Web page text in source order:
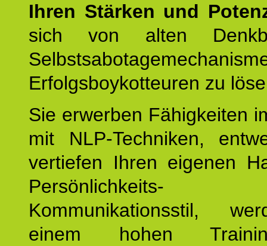
Ihren Stärken und
sich von alten
Erfolgsboykotteuren zu
Sie erwerben Fähigkeiten
mit NLP-Techniken,
vertiefen Ihren eigenen
Kommunikationsstil,
einem hohen